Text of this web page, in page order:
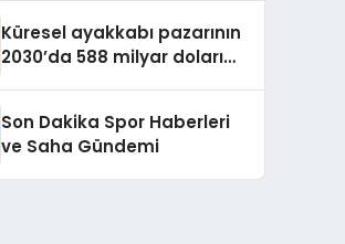
Küresel ayakkabı pazarının
2030’da 588 milyar doları
Son Dakika Spor Haberleri
ve Saha Gündemi